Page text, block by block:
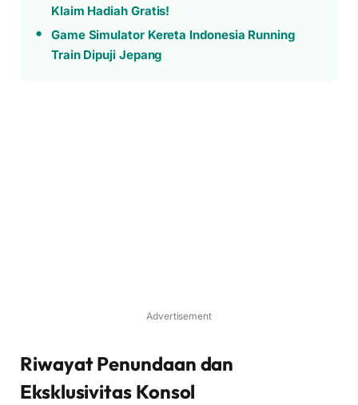
Klaim Hadiah Gratis!
Game Simulator Kereta Indonesia Running
Train Dipuji Jepang
Advertisement
Riwayat Penundaan dan
Eksklusivitas Konsol